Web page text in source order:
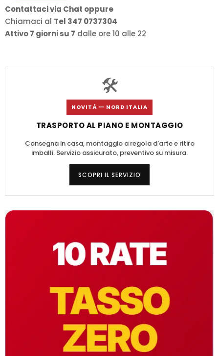
Contattaci via Chat oppure
Chiamaci al Tel 347 0737304
Attivo 7 giorni su 7 dalle ore 10 alle 22
🛠️
NOVITÀ — NORD ITALIA
TRASPORTO AL PIANO E MONTAGGIO
Consegna in casa, montaggio a regola d'arte e ritiro
imballi. Servizio assicurato, preventivo su misura.
SCOPRI IL SERVIZIO